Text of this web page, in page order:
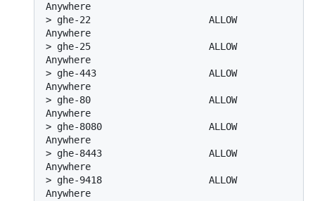
Anywhere
> ghe-22                     ALLOW
Anywhere
> ghe-25                     ALLOW
Anywhere
> ghe-443                    ALLOW
Anywhere
> ghe-80                     ALLOW
Anywhere
> ghe-8080                   ALLOW
Anywhere
> ghe-8443                   ALLOW
Anywhere
> ghe-9418                   ALLOW
Anywhere